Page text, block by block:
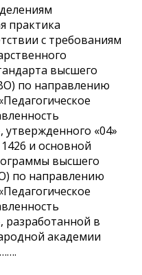
практика
с требованиям
высшего
по направлению
«04»
и основной
высшего
по направлению
разработанной в
академии